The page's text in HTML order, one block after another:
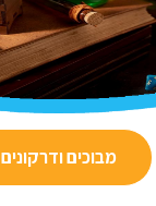
מבוכים ודרקונים